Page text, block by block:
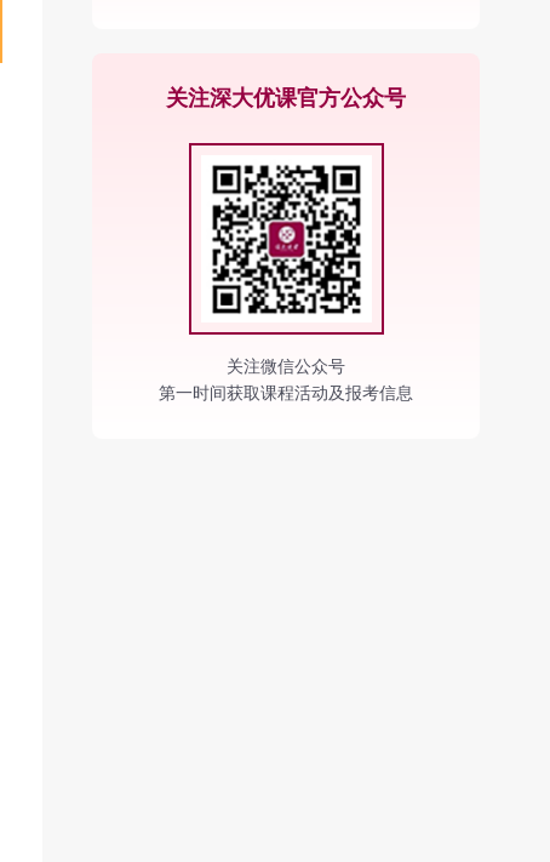
关注深大优课官方公众号
关注微信公众号
第一时间获取课程活动及报考信息